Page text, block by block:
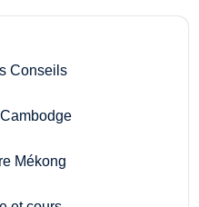
Conseils
Mékong